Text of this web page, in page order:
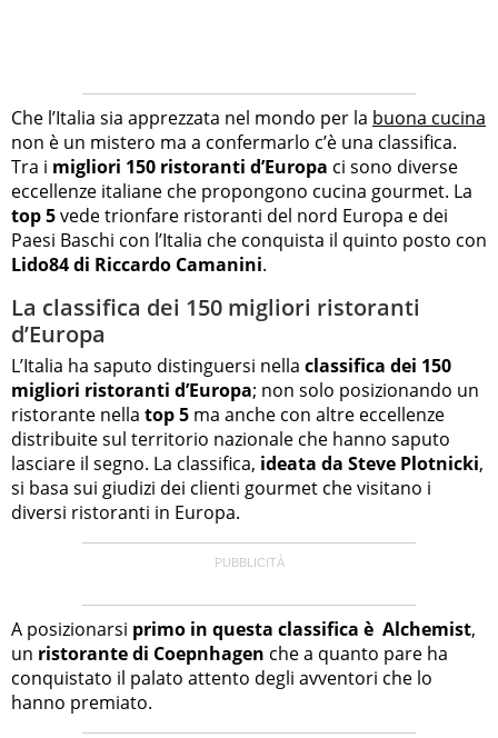
Che l’Italia sia apprezzata nel mondo per la buona cucina
non è un mistero ma a confermarlo c’è una classifica.
Tra i migliori 150 ristoranti d’Europa ci sono diverse
eccellenze italiane che propongono cucina gourmet. La
top 5vede trionfare ristoranti del nord Europa e dei
Paesi Baschi con l’Italia che conquista il quinto posto con
Lido84 di Riccardo Camanini.
La classifica dei 150 migliori ristoranti
d’Europa
L’Italia ha saputo distinguersi nella classifica dei 150
migliori ristoranti d’Europa; non solo posizionando un
ristorante nella top 5 ma anche con altre eccellenze
distribuite sul territorio nazionale che hanno saputo
lasciare il segno. La classifica, ideata da Steve Plotnicki,
si basa sui giudizi dei clienti gourmet che visitano i
diversi ristoranti in Europa.
A posizionarsi primo in questa classifica è Alchemist,
un ristorante di Coepnhagen che a quanto pare ha
conquistato il palato attento degli avventori che lo
hanno premiato.